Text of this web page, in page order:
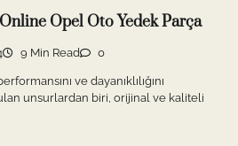
Opel Oto Yedek Parça
9 Min Read 0
ve dayanıklılığını
unsurlardan biri, orijinal ve kaliteli